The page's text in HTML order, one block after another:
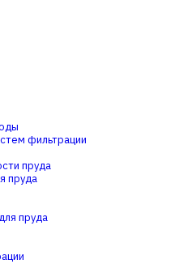
фильтрации
пруда
пруда
пруда